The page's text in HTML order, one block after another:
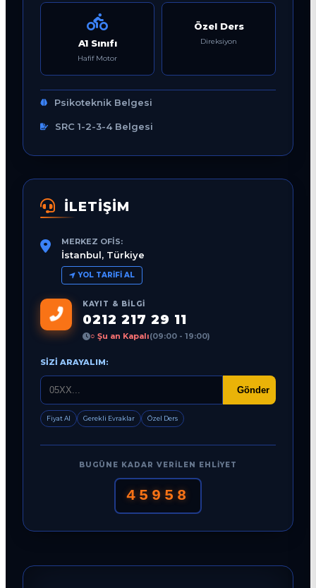
A1 Sınıfı
Hafif Motor
Özel Ders
Direksiyon
Psikoteknik Belgesi
SRC 1-2-3-4 Belgesi
İLETİŞİM
MERKEZ OFIS:
İstanbul, Türkiye
YOL TARIFI AL
KAYIT & BILGI
0212 217 29 11
○ Şu an Kapalı(09:00 - 19:00)
SIZI ARAYALIM:
Gönder
Fiyat Al Gerekli Evraklar Özel Ders
BUGÜNE KADAR VERILEN EHLIYET
45958